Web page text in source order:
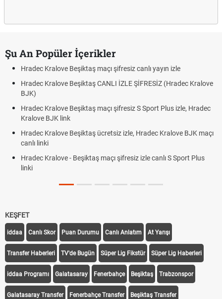
Şu An Popüler İçerikler
Hradec Kralove Beşiktaş maçı şifresiz canlı yayın izle
Hradec Kralove Beşiktaş CANLI İZLE ŞİFRESİZ (Hradec Kralove
BJK)
Hradec Kralove Beşiktaş maçı şifresiz S Sport Plus izle, Hradec
Kralove BJK link
Hradec Kralove Beşiktaş ücretsiz izle, Hradec Kralove BJK maçı
canlı linki
Hradec Kralove - Beşiktaş maçı şifresiz izle canlı S Sport Plus
linki
KEŞFET
iddaa Canlı Skor Puan Durumu Canlı Anlatım At Yarışı
Transfer Haberleri TV'de Bugün Süper Lig Fikstür Süper Lig Haberleri
iddaa Programı Galatasaray Fenerbahçe Beşiktaş Trabzonspor
Galatasaray Transfer Fenerbahçe Transfer Beşiktaş Transfer